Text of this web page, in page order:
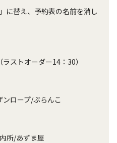
に替え、予約表の名前を消し
ストオーダー14：30）
ロープ/ぶらんこ
所/あずま屋